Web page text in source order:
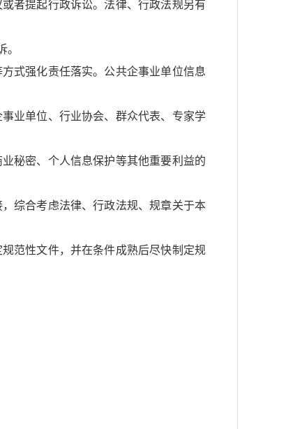
者提起行政诉讼。法律、行政法规另有
式强化责任落实。公共企事业单位信息
业单位、行业协会、群众代表、专家学
秘密、个人信息保护等其他重要利益的
综合考虑法律、行政法规、规章关于本
范性文件，并在条件成熟后尽快制定规